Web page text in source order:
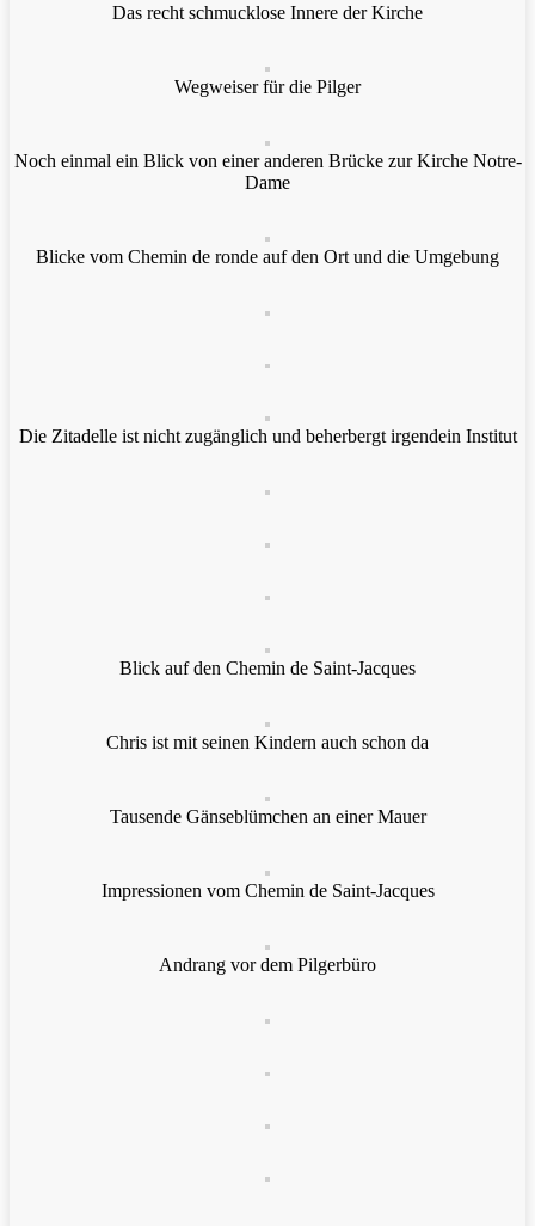
Das recht schmucklose Innere der Kirche
Wegweiser für die Pilger
Noch einmal ein Blick von einer anderen Brücke zur Kirche Notre-
Dame
Blicke vom Chemin de ronde auf den Ort und die Umgebung
Die Zitadelle ist nicht zugänglich und beherbergt irgendein Institut
Blick auf den Chemin de Saint-Jacques
Chris ist mit seinen Kindern auch schon da
Tausende Gänseblümchen an einer Mauer
Impressionen vom Chemin de Saint-Jacques
Andrang vor dem Pilgerbüro